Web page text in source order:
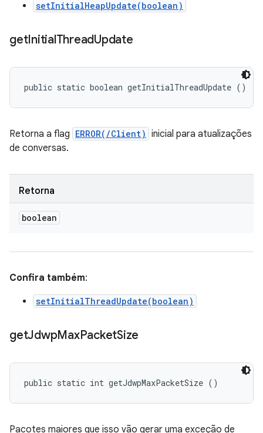
setInitialHeapUpdate(boolean)
getInitialThreadUpdate
public static boolean getInitialThreadUpdate ()
Retorna a flag ERROR(/Client) inicial para atualizações
de conversas.
Retorna
boolean
Confira também:
setInitialThreadUpdate(boolean)
getJdwpMaxPacketSize
public static int getJdwpMaxPacketSize ()
Pacotes maiores que isso vão gerar uma exceção de